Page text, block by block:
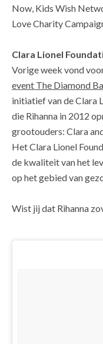
Now, Kids Wish
Love Charity
Clara Lionel
Vorige week vond
event The Diamond
initiatief van de Clara
die Rihanna in 2012
grootouders: Clara
Het Clara Lionel
de kwaliteit van het
op het gebied van
Wist jij dat Rihanna